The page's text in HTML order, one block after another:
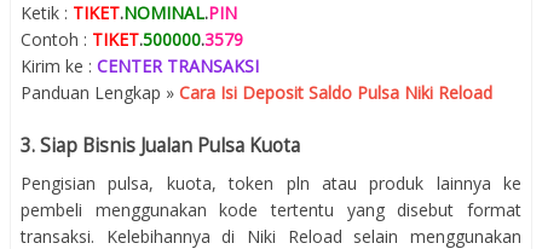
Ketik : TIKET.NOMINAL.PIN
Contoh : TIKET.500000.3579
Kirim ke : CENTER TRANSAKSI
Panduan Lengkap » Cara Isi Deposit Saldo Pulsa Niki Reload
3. Siap Bisnis Jualan Pulsa Kuota
Pengisian pulsa, kuota, token pln atau produk lainnya ke
pembeli menggunakan kode tertentu yang disebut format
transaksi. Kelebihannya di Niki Reload selain menggunakan